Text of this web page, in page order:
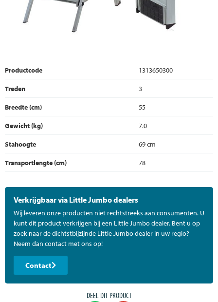
Productcode
1313650300
Treden
3
Breedte (cm)
55
Gewicht (kg)
7.0
Stahoogte
69 cm
Transportlengte (cm)
78
Verkrijgbaar via Little Jumbo dealers
Wij leveren onze producten niet rechtstreeks aan consumenten. U
kunt dit product verkrijgen bij een Little Jumbo dealer. Bent u op
zoek naar de dichtstbijzijnde Little Jumbo dealer in uw regio?
Neem dan contact met ons op!
Contact
DEEL DIT PRODUCT